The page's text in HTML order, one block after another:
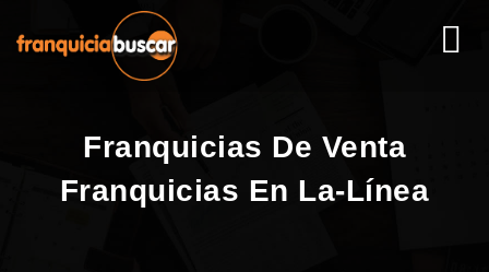
Franquicias De Venta
Franquicias En La-Línea